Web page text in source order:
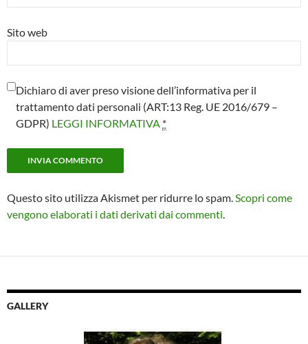
Sito web
Dichiaro di aver preso visione dell’informativa per il
trattamento dati personali (ART:13 Reg. UE 2016/679 –
GDPR) LEGGI INFORMATIVA *
Questo sito utilizza Akismet per ridurre lo spam. Scopri come
vengono elaborati i dati derivati dai commenti
GALLERY